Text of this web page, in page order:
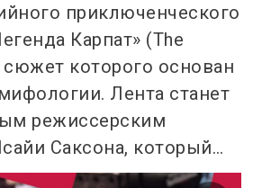
приключенческого
Карпат» (The
сюжет которого основан
Лента станет
режиссерским
Саксона, который…